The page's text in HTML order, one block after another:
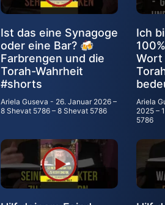
Ist das eine Synagoge
oder eine Bar? 🍻
Farbrengen und die
Torah-Wahrheit
#shorts
Ariela Guseva
26. Januar 2026 –
8 Shevat 5786 – 8 Shevat 5786
Ich
Wort
Ariela
2025 –
5786